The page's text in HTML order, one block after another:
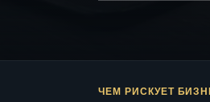
ЧЕМ РИСКУЕТ